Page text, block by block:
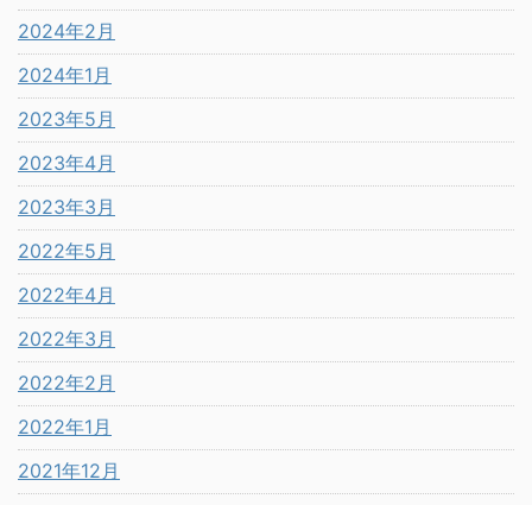
2024年2月
2024年1月
2023年5月
2023年4月
2023年3月
2022年5月
2022年4月
2022年3月
2022年2月
2022年1月
2021年12月